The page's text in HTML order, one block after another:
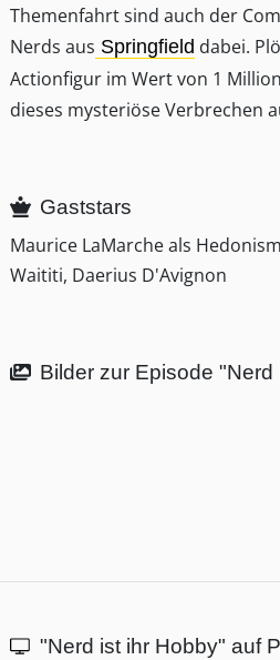
Themenfahrt sind auch der
Nerds aus Springfield dabei.
Actionfigur im Wert von 1
dieses mysteriöse Verbrechen
Gaststars
Maurice LaMarche als
Waititi, Daerius D'Avignon
Bilder zur Episode "Nerd
"Nerd ist ihr Hobby" auf